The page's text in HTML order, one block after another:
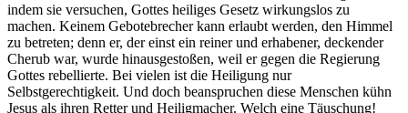
indem sie versuchen, Gottes heiliges Gesetz wirkungslos zu
machen. Keinem Gebotebrecher kann erlaubt werden, den Himmel
zu betreten; denn er, der einst ein reiner und erhabener, deckender
Cherub war, wurde hinausgestoßen, weil er gegen die Regierung
Gottes rebellierte. Bei vielen ist die Heiligung nur
Selbstgerechtigkeit. Und doch beanspruchen diese Menschen kühn
Jesus als ihren Retter und Heiligmacher. Welch eine Täuschung!